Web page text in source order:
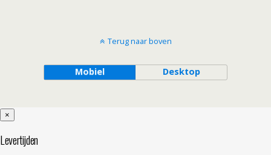
Terug naar boven
Mobiel Desktop
×
Levertijden